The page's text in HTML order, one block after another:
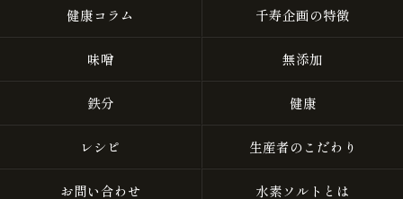
健康コラム 千寿企画の特徴
味噌 無添加
鉄分 健康
レシピ 生産者のこだわり
お問い合わせ 水素ソルトとは